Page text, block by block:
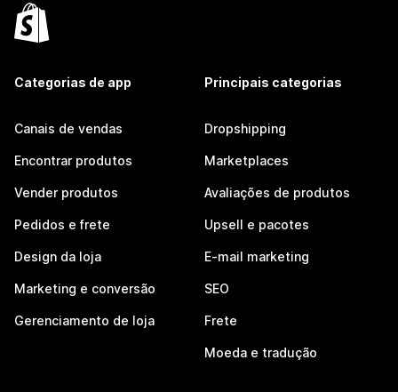
Categorias de app
Canais de vendas
Encontrar produtos
Vender produtos
Pedidos e frete
Design da loja
Marketing e conversão
Gerenciamento de loja
Principais categorias
Dropshipping
Marketplaces
Avaliações de produtos
Upsell e pacotes
E-mail marketing
SEO
Frete
Moeda e tradução